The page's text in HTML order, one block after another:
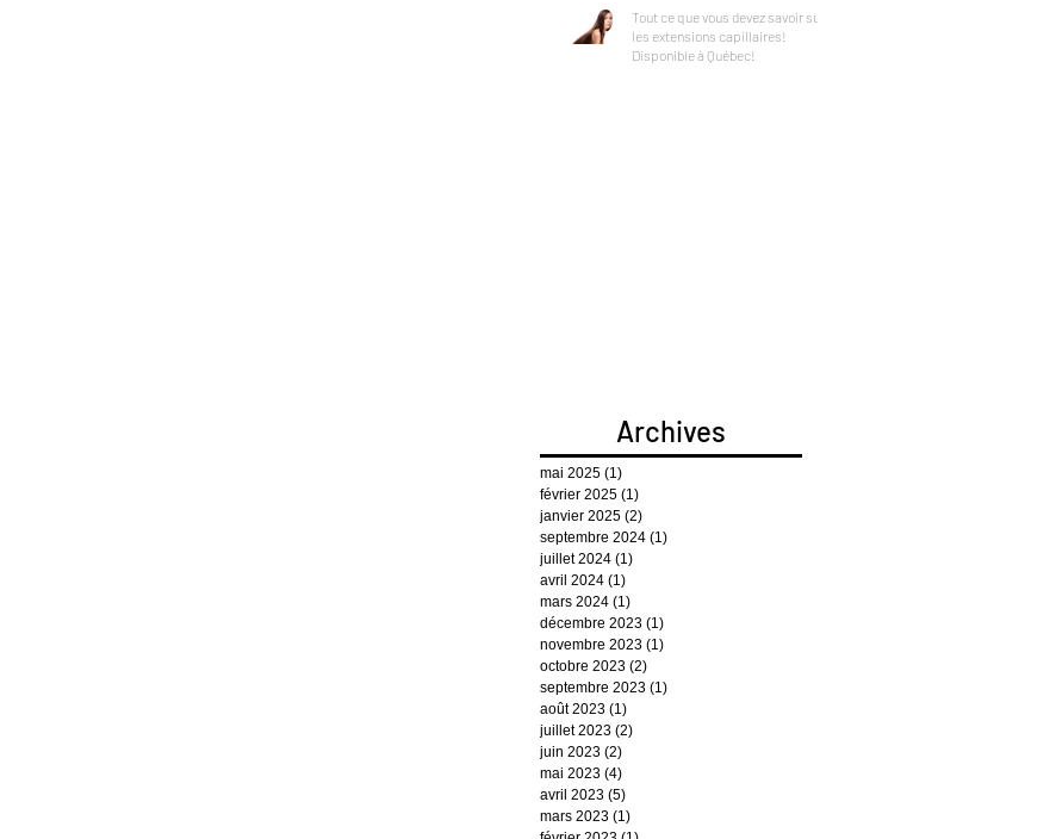
Tout ce que vous devez savoir sur
les extensions capillaires!
Disponible à Québec!
Archives
mai 2025 (1)
février 2025 (1)
janvier 2025 (2)
septembre 2024 (1)
juillet 2024 (1)
avril 2024 (1)
mars 2024 (1)
décembre 2023 (1)
novembre 2023 (1)
octobre 2023 (2)
septembre 2023 (1)
août 2023 (1)
juillet 2023 (2)
juin 2023 (2)
mai 2023 (4)
avril 2023 (5)
mars 2023 (1)